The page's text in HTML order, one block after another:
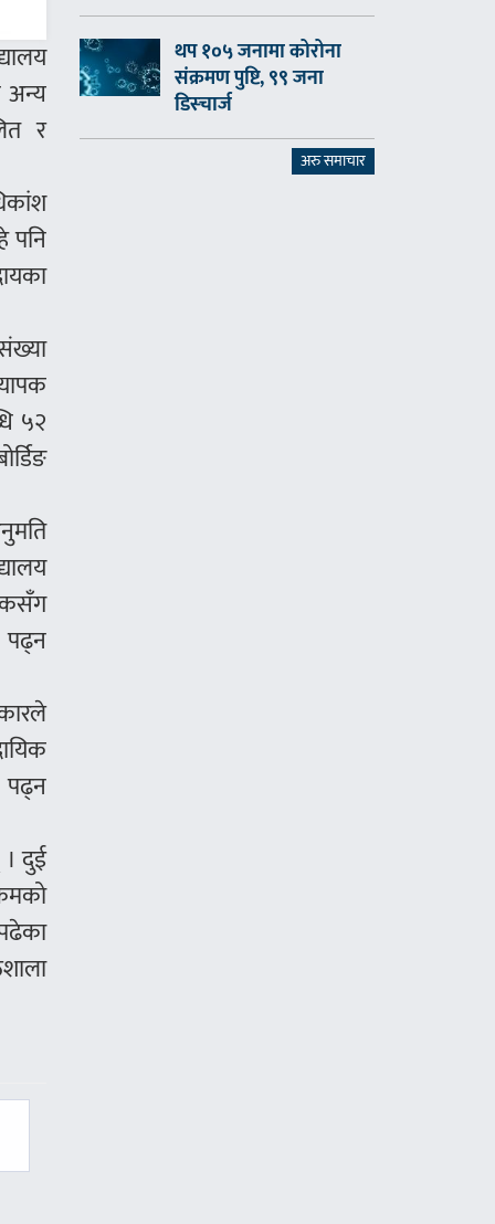
अन्य
र
पनि
५२
पढ्न
पढ्न
। दुई
थप १०५ जनामा कोरोना
संक्रमण पुष्टि, ९९ जना
डिस्चार्ज
अरु समाचार